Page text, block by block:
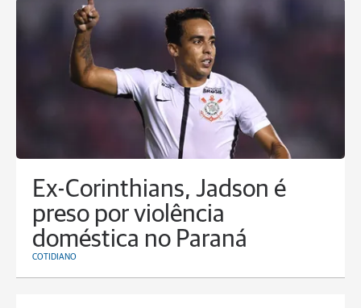
Ex-Corinthians, Jadson é
preso por violência
doméstica no Paraná
COTIDIANO